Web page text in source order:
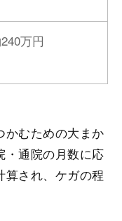
万円
かむための大まか
・通院の月数に応
算され、ケガの程